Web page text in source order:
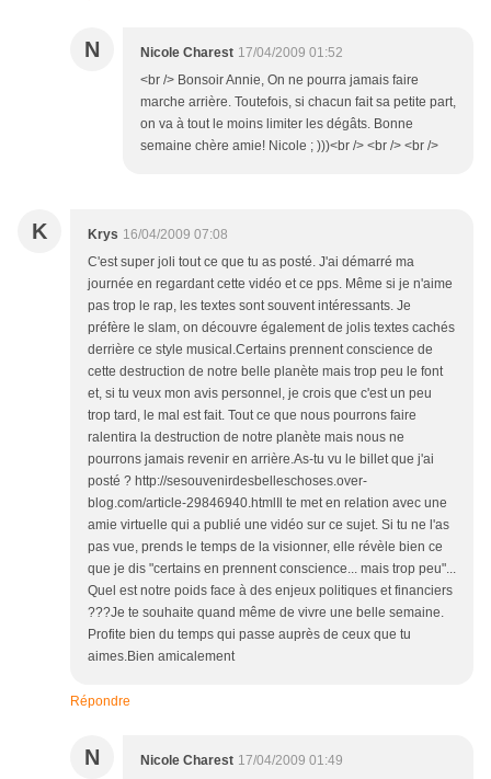
N Nicole Charest 17/04/2009 01:52
<br /> Bonsoir Annie, On ne pourra jamais faire
marche arrière. Toutefois, si chacun fait sa petite part,
on va à tout le moins limiter les dégâts. Bonne
semaine chère amie! Nicole ; )))<br /> <br /> <br />
K Krys 16/04/2009 07:08
C'est super joli tout ce que tu as posté. J'ai démarré ma
journée en regardant cette vidéo et ce pps. Même si je n'aime
pas trop le rap, les textes sont souvent intéressants. Je
préfère le slam, on découvre également de jolis textes cachés
derrière ce style musical.Certains prennent conscience de
cette destruction de notre belle planète mais trop peu le font
et, si tu veux mon avis personnel, je crois que c'est un peu
trop tard, le mal est fait. Tout ce que nous pourrons faire
ralentira la destruction de notre planète mais nous ne
pourrons jamais revenir en arrière.As-tu vu le billet que j'ai
posté ? http://sesouvenirdesbelleschoses.over-
blog.com/article-29846940.htmlIl te met en relation avec une
amie virtuelle qui a publié une vidéo sur ce sujet. Si tu ne l'as
pas vue, prends le temps de la visionner, elle révèle bien ce
que je dis "certains en prennent conscience... mais trop peu"...
Quel est notre poids face à des enjeux politiques et financiers
???Je te souhaite quand même de vivre une belle semaine.
Profite bien du temps qui passe auprès de ceux que tu
aimes.Bien amicalement
Répondre
N Nicole Charest 17/04/2009 01:49